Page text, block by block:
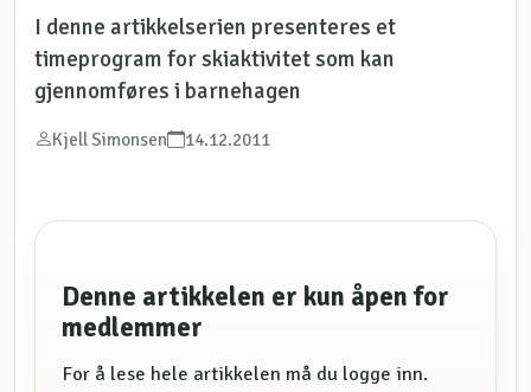
I denne artikkelserien presenteres et
timeprogram for skiaktivitet som kan
gjennomføres i barnehagen
Kjell Simonsen 14.12.2011
Denne artikkelen er kun åpen for
medlemmer
For å lese hele artikkelen må du logge inn.